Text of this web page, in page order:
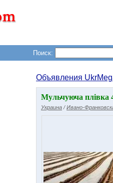
Поиск:
Объявления
Мульчуюча плівка
Украина /Ивано-